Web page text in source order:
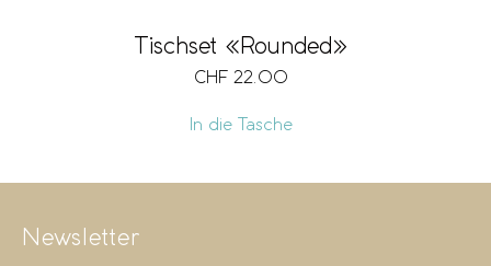
Tischset «Rounded»
CHF 22.00
In die Tasche
Newsletter